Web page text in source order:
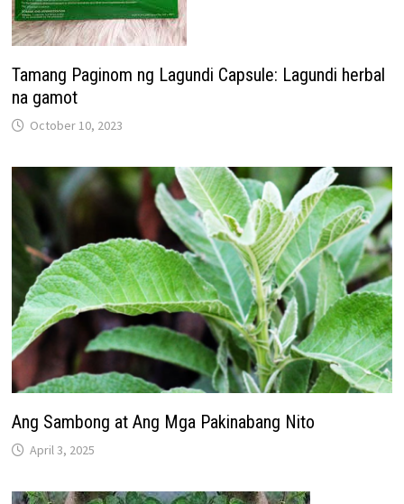
Tamang Paginom ng Lagundi Capsule: Lagundi herbal
na gamot
October 10, 2023
Ang Sambong at Ang Mga Pakinabang Nito
April 3, 2025